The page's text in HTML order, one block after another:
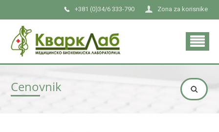
Zona za korisnike
+381 (0)34/6 333-790
Cenovnik